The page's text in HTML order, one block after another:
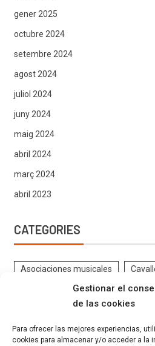
Gestionar el
de las cookies
Para ofrecer las mejores experiencias,
cookies para almacenar y/o acceder a la
gener 2025
octubre 2024
setembre 2024
agost 2024
juliol 2024
juny 2024
maig 2024
abril 2024
març 2024
abril 2023
CATEGORIES
Asociaciones musicales
Contrabandistes CRÒNIQUES
ENTREVISTES Estatutos